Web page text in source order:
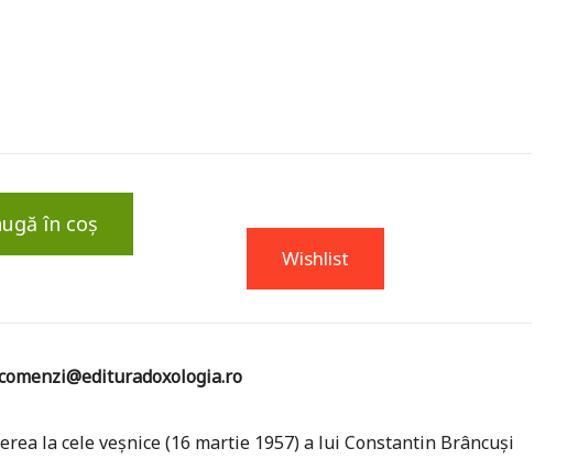
în coș
Wishlist
la cele veşnice (16 martie 1957) a lui Constantin Brâncuşi